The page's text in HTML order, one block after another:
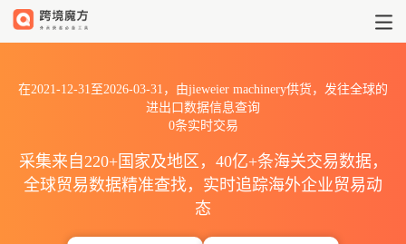
在2021-12-31至2026-03-31，由jieweier machinery供货，发往全球的
进出口数据信息查询
0条实时交易
采集来自220+国家及地区，40亿+条海关交易数据，
全球贸易数据精准查找，实时追踪海外企业贸易动
态